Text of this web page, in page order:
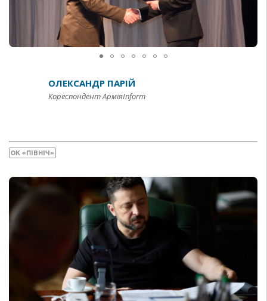
ОЛЕКСАНДР ПАРІЙ
Кореспондент АрміяInform
ОК «ПІВНІЧ»